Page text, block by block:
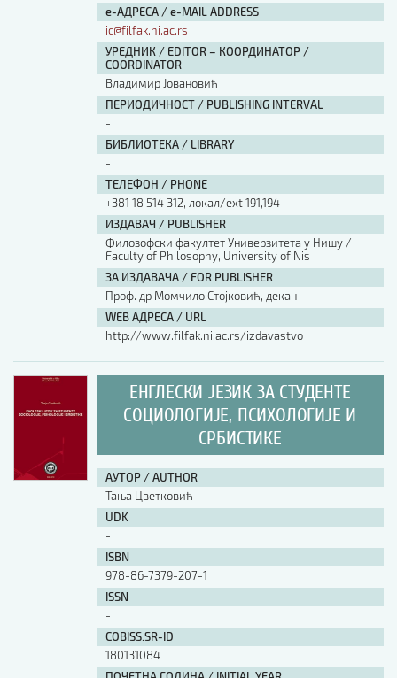
е-АДРЕСА / e-MAIL ADDRESS
ic@filfak.ni.ac.rs
УРЕДНИК / EDITOR – КООРДИНАТОР /
COORDINATOR
Владимир Јовановић
ПЕРИОДИЧНОСТ / PUBLISHING INTERVAL
-
БИБЛИОТЕКА / LIBRARY
-
ТЕЛЕФОН / PHONE
+381 18 514 312, локал/ext 191,194
ИЗДАВАЧ / PUBLISHER
Филозофски факултет Универзитета у Нишу /
Faculty of Philosophy, University of Nis
ЗА ИЗДАВАЧА / FOR PUBLISHER
Проф. др Момчило Стојковић, декан
WEB АДРЕСА / URL
http://www.filfak.ni.ac.rs/izdavastvo
ЕНГЛЕСКИ ЈЕЗИК ЗА СТУДЕНТЕ
СОЦИОЛОГИЈЕ, ПСИХОЛОГИЈЕ И
СРБИСТИКЕ
АУТОР / AUTHOR
Тања Цветковић
UDK
-
ISBN
978-86-7379-207-1
ISSN
-
COBISS.SR-ID
180131084